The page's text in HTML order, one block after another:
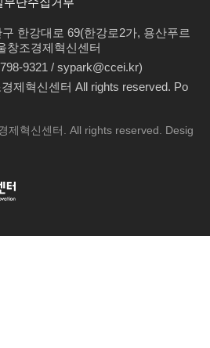
한강대로 69(한강로2가, 용산푸르
창조경제혁신센터
9321 / sypark@ccei.kr)
제혁신센터 All rights reserved. Po
제혁신센터. All rights reserved. Desig